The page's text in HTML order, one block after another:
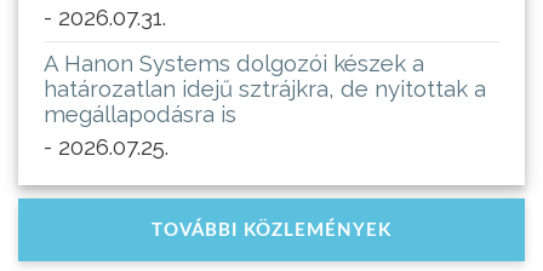
- 2026.07.31.
A Hanon Systems dolgozói készek a
határozatlan idejű sztrájkra, de nyitottak a
megállapodásra is
- 2026.07.25.
TOVÁBBI KÖZLEMÉNYEK